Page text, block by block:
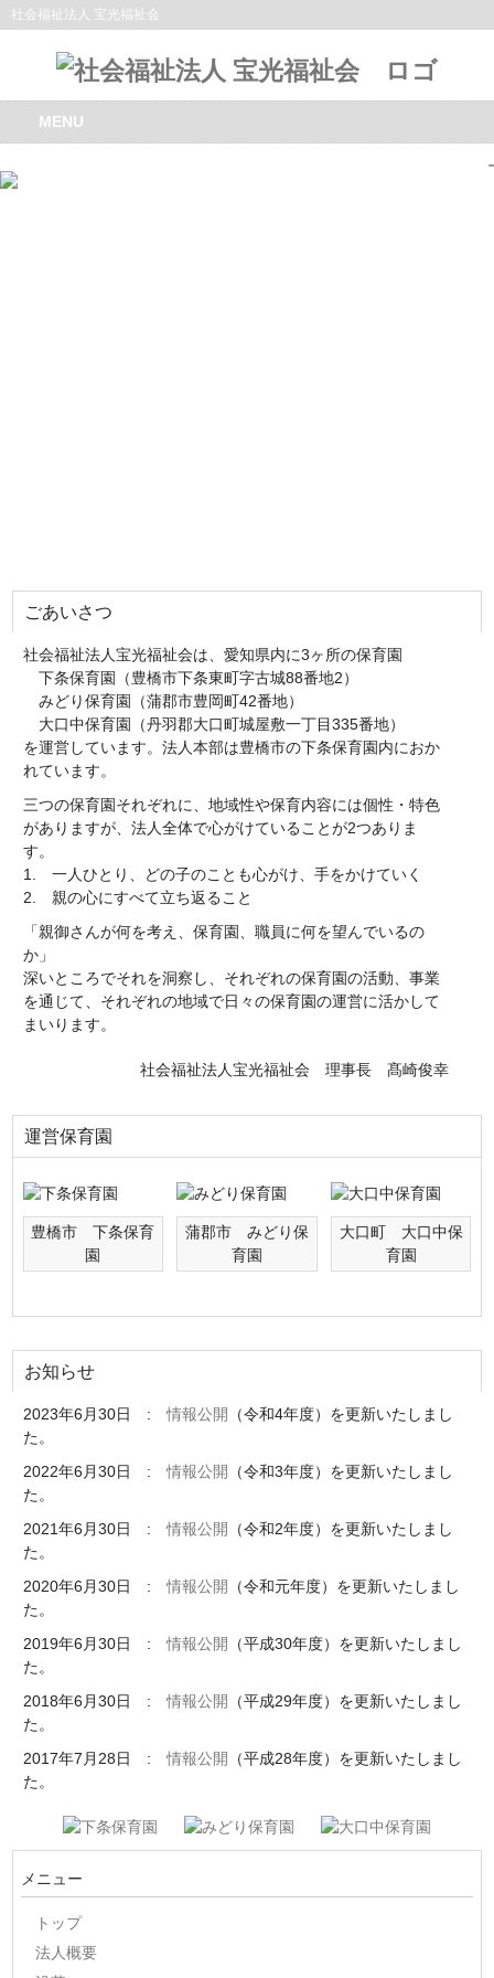
社会福祉法人 宝光福祉会
MENU
ごあいさつ
社会福祉法人宝光福祉会は、愛知県内に3ヶ所の保育園
下条保育園（豊橋市下条東町字古城88番地2）
みどり保育園（蒲郡市豊岡町42番地）
大口中保育園（丹羽郡大口町城屋敷一丁目335番地）
を運営しています。法人本部は豊橋市の下条保育園内におか
れています。
三つの保育園それぞれに、地域性や保育内容には個性・特色
がありますが、法人全体で心がけていることが2つありま
す。
1. 一人ひとり、どの子のことも心がけ、手をかけていく
2. 親の心にすべて立ち返ること
「親御さんが何を考え、保育園、職員に何を望んでいるの
か」
深いところでそれを洞察し、それぞれの保育園の活動、事業
を通じて、それぞれの地域で日々の保育園の運営に活かして
まいります。
社会福祉法人宝光福祉会 理事長 髙崎俊幸
運営保育園
豊橋市 下条保育
園
蒲郡市 みどり保
育園
大口町 大口中保
育園
お知らせ
2023年6月30日 :情報公開
（令和4年度）を更新いたしまし
た。
2022年6月30日 :情報公開
（令和3年度）を更新いたしまし
た。
2021年6月30日 :情報公開
（令和2年度）を更新いたしまし
た。
2020年6月30日 :情報公開
（令和元年度）を更新いたしまし
た。
2019年6月30日 :情報公開
（平成30年度）を更新いたしまし
た。
2018年6月30日 :情報公開
（平成29年度）を更新いたしまし
た。
2017年7月28日 :情報公開
（平成28年度）を更新いたしまし
た。
メニュー
トップ
法人概要